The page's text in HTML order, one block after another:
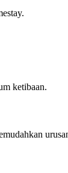
ketibaan.